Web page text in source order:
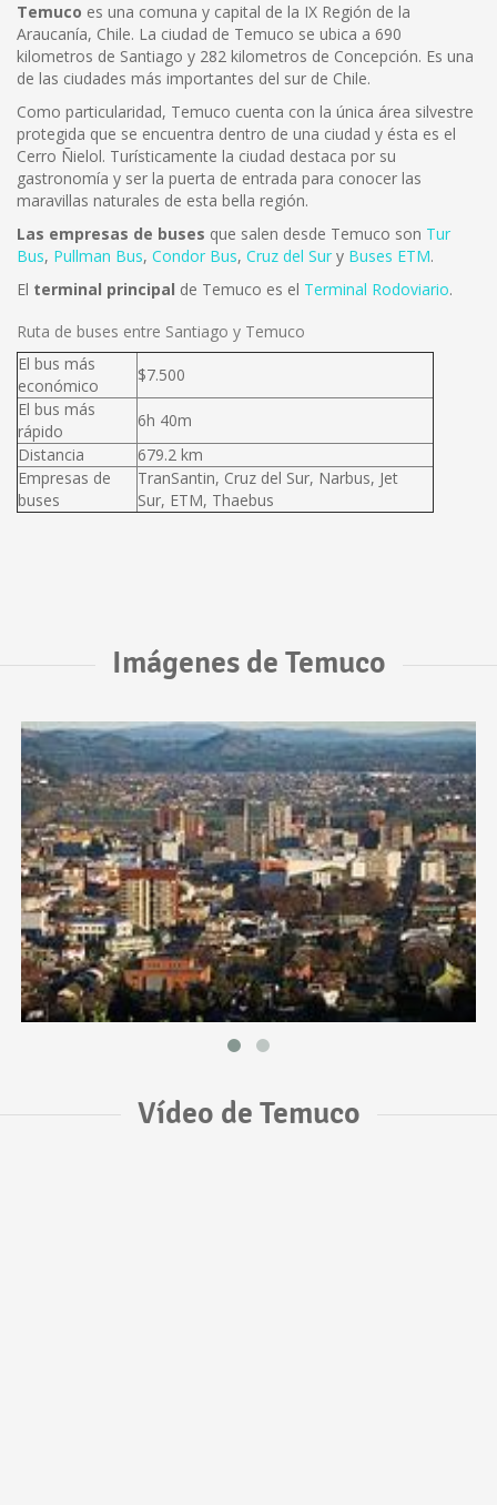
Temuco es una comuna y capital de la IX Región de la
Araucanía, Chile. La ciudad de Temuco se ubica a 690
kilometros de Santiago y 282 kilometros de Concepción. Es una
de las ciudades más importantes del sur de Chile.
Como particularidad, Temuco cuenta con la única área silvestre
protegida que se encuentra dentro de una ciudad y ésta es el
Cerro Ñielol. Turísticamente la ciudad destaca por su
gastronomía y ser la puerta de entrada para conocer las
maravillas naturales de esta bella región.
Las empresas de buses que salen desde Temuco son Tur
Bus, Pullman Bus, Condor Bus, Cruz del Sur y Buses ETM.
El terminal principal de Temuco es el Terminal Rodoviario.
Ruta de buses entre Santiago y Temuco
El bus más
económico
$7.500
El bus más
rápido
6h 40m
Distancia
679.2 km
Empresas de
buses
TranSantin, Cruz del Sur, Narbus, Jet
Sur, ETM, Thaebus
Imágenes de Temuco
Vídeo de Temuco